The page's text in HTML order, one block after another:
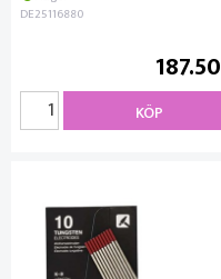
DE25116880
187.50
KÖP